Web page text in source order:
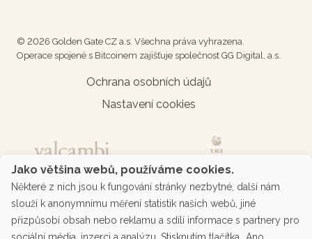
© 2026 Golden Gate CZ a.s. Všechna práva vyhrazena.
Operace spojené s Bitcoinem zajišťuje společnost GG Digital, a.s.
Ochrana osobních údajů
Nastavení cookies
Jako většina webů, používáme cookies.
Některé z nich jsou k fungování stránky nezbytné, další nám
slouží k anonymnímu měření statistik našich webů, jiné
přizpůsobí obsah nebo reklamu a sdílí informace s partnery pro